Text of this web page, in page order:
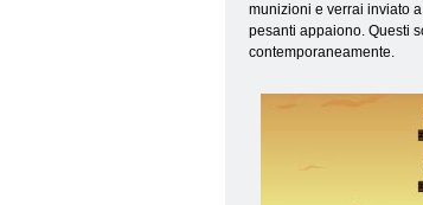
munizioni e verrai inviato
pesanti appaiono. Questi
contemporaneamente.